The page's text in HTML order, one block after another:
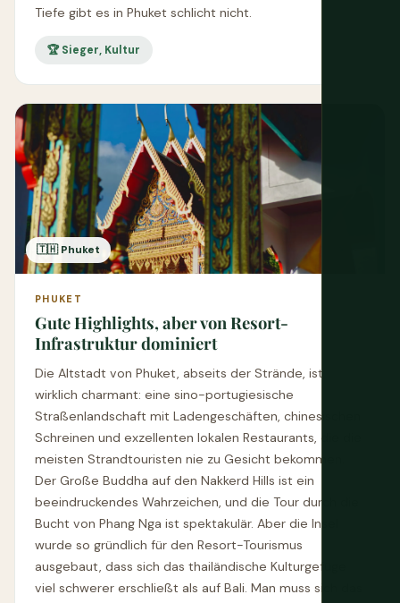
Tiefe gibt es in Phuket schlicht nicht.
🏆 Sieger, Kultur
🇹🇭 Phuket
PHUKET
Gute Highlights, aber von Resort-
Infrastruktur dominiert
Die Altstadt von Phuket, abseits der Strände, ist
wirklich charmant: eine sino-portugiesische
Straßenlandschaft mit Ladengeschäften, chinesischen
Schreinen und exzellenten lokalen Restaurants, die die
meisten Strandtouristen nie zu Gesicht bekommen.
Der Große Buddha auf den Nakkerd Hills ist ein
beeindruckendes Wahrzeichen, und die Tour durch die
Bucht von Phang Nga ist spektakulär. Aber die Insel
wurde so gründlich für den Resort-Tourismus
ausgebaut, dass sich das thailändische Kulturgefüge
viel schwerer erschließt als auf Bali. Man muss sich das